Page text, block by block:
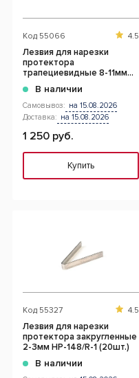
Код 55066 4.5
Лезвия для нарезки
протектора
трапециевидные 8-11мм
В наличии
Самовывоз: на 15.08.2026
Доставка: на 15.08.2026
1 250 руб.
Купить
Код 55327 4.5
Лезвия для нарезки
протектора закругленные
2-3мм HP-148/R-1 (20шт.)
В наличии